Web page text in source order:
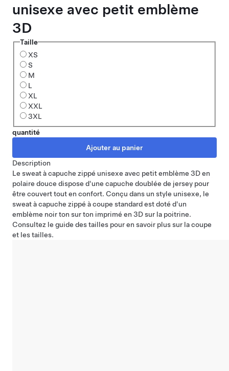
unisexe avec petit emblème
3D
Taille
XS
S
M
L
XL
XXL
3XL
quantité
Description
Le sweat à capuche zippé unisexe avec petit emblème 3D en
polaire douce dispose d'une capuche doublée de jersey pour
être couvert tout en confort. Conçu dans un style unisexe, le
sweat à capuche zippé à coupe standard est doté d'un
emblème noir ton sur ton imprimé en 3D sur la poitrine.
Consultez le guide des tailles pour en savoir plus sur la coupe
et les tailles.